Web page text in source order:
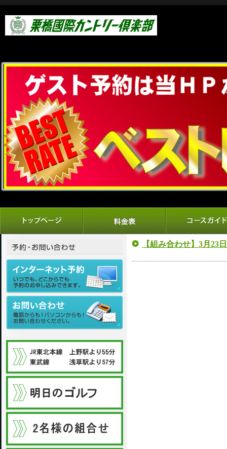
【組み合わせ】3月23